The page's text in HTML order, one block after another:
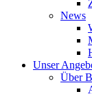
News
Unser
Über